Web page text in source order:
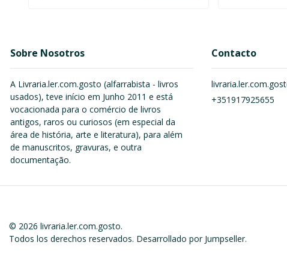
Sobre Nosotros
A Livraria.ler.com.gosto (alfarrabista - livros
usados), teve início em Junho 2011 e está
vocacionada para o comércio de livros
antigos, raros ou curiosos (em especial da
área de história, arte e literatura), para além
de manuscritos, gravuras, e outra
documentação.
Contacto
+351917925655
© 2026 livraria.ler.com.gosto.
Todos los derechos reservados. Desarrollado por Jumpseller.